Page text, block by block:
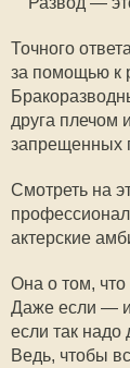
Точного
за помощью к
друга плечом
запрещенных
Смотреть на
актерские
Она о том,
Даже если — и
если так надо
Ведь, чтобы